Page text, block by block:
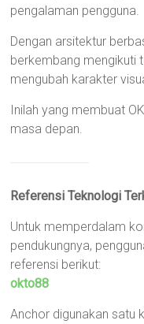
pengalaman pengguna.
Dengan arsitektur
berkembang mengikuti
mengubah karakter
Inilah yang membuat
masa depan.
Referensi Teknologi
Untuk memperdalam
pendukungnya,
referensi berikut:
okto88
Anchor digunakan satu